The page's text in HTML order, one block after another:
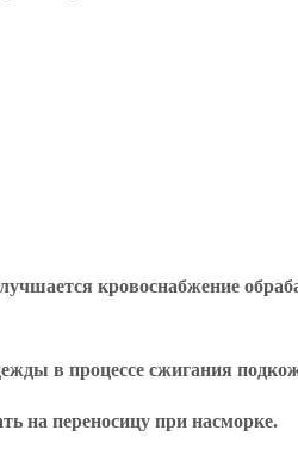
кровоснабжение
в процессе сжигания
на переносицу при насморке.